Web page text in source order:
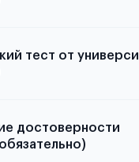
о том, какие
тест от
о том, как
достоверности